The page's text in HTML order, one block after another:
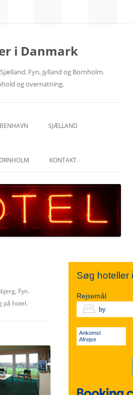
i Danmark
Fyn, Jylland og Bornholm.
og overnatning.
SJÆLLAND
NORDSJÆLLAND
MIDTSJÆLLAND
VESTSJÆLLAND
KONTAKT
Fyn.
på hotel.
Søg hoteller
Rejsemål
Ankomst
Afrejse